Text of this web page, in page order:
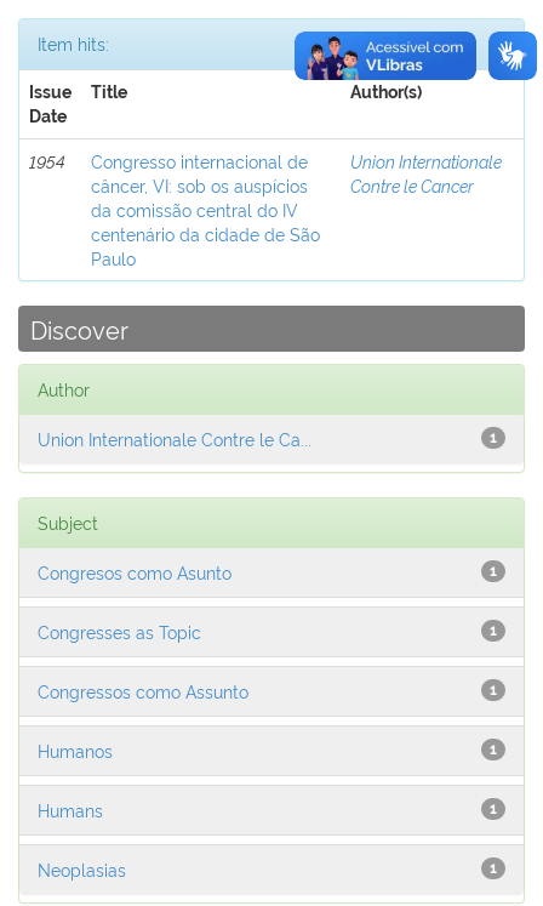
Item hits:
Issue
Date
Title Author(s)
1954
Congresso internacional de
câncer, VI: sob os auspícios
da comissão central do IV
centenário da cidade de São
Paulo
Union Internationale
Contre le Cancer
Discover
Author
1
Union Internationale Contre le Ca...
Subject
1
Congresos como Asunto
1
Congresses as Topic
1
Congressos como Assunto
1
Humanos
1
Humans
1
Neoplasias